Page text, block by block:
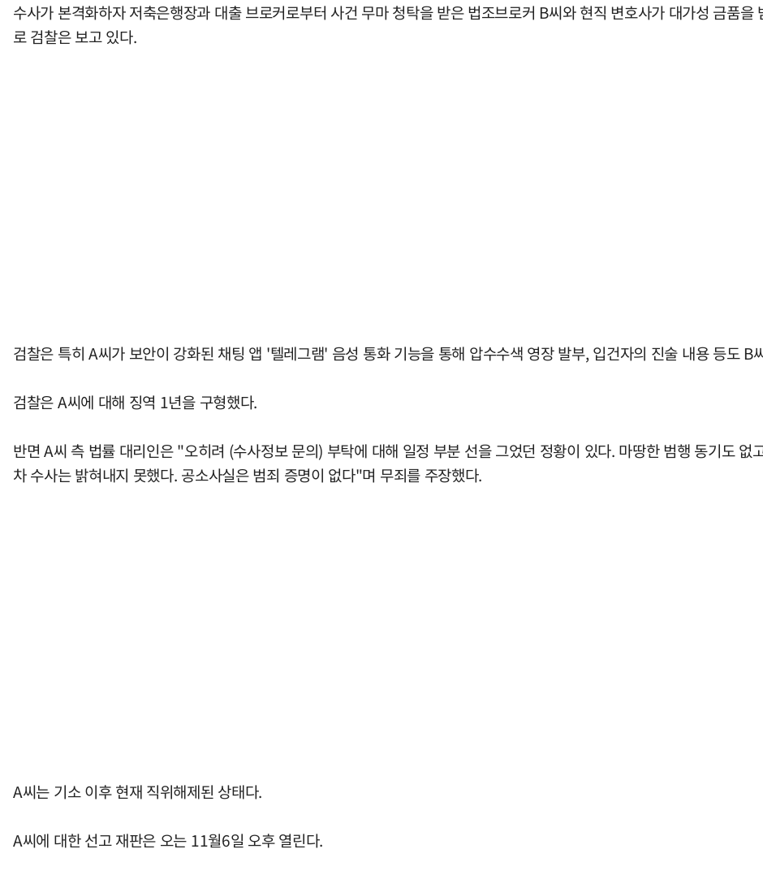
수사가 본격화하자 저축은행장과 대출 브로커로부터 사건 무마 청탁을 받은 법조브로커 B씨와 현직 변호사가 대가성 금품
로 검찰은 보고 있다.
검찰은 특히 A씨가 보안이 강화된 채팅 앱 '텔레그램' 음성 통화 기능을 통해 압수수색 영장 발부, 입건자의 진술 내용 등도 B
검찰은 A씨에 대해 징역 1년을 구형했다.
반면 A씨 측 법률 대리인은 "오히려 (수사정보 문의) 부탁에 대해 일정 부분 선을 그었던 정황이 있다. 마땅한 범행 동기도
차 수사는 밝혀내지 못했다. 공소사실은 범죄 증명이 없다"며 무죄를 주장했다.
A씨는 기소 이후 현재 직위해제된 상태다.
A씨에 대한 선고 재판은 오는 11월6일 오후 열린다.